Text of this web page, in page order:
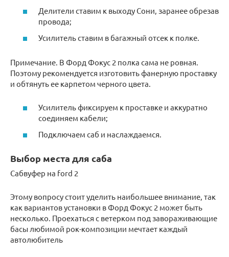
Делители ставим к выходу Сони, заранее обрезав
провода;
Усилитель ставим в багажный отсек к полке.
Примечание. В Форд Фокус 2 полка сама не ровная.
Поэтому рекомендуется изготовить фанерную проставку
и обтянуть ее карпетом черного цвета.
Усилитель фиксируем к проставке и аккуратно
соединяем кабели;
Подключаем саб и наслаждаемся.
Выбор места для саба
Сабвуфер на ford 2
Этому вопросу стоит уделить наибольшее внимание, так
как вариантов установки в Форд Фокус 2 может быть
несколько. Проехаться с ветерком под завораживающие
басы любимой рок-композиции мечтает каждый
автолюбитель